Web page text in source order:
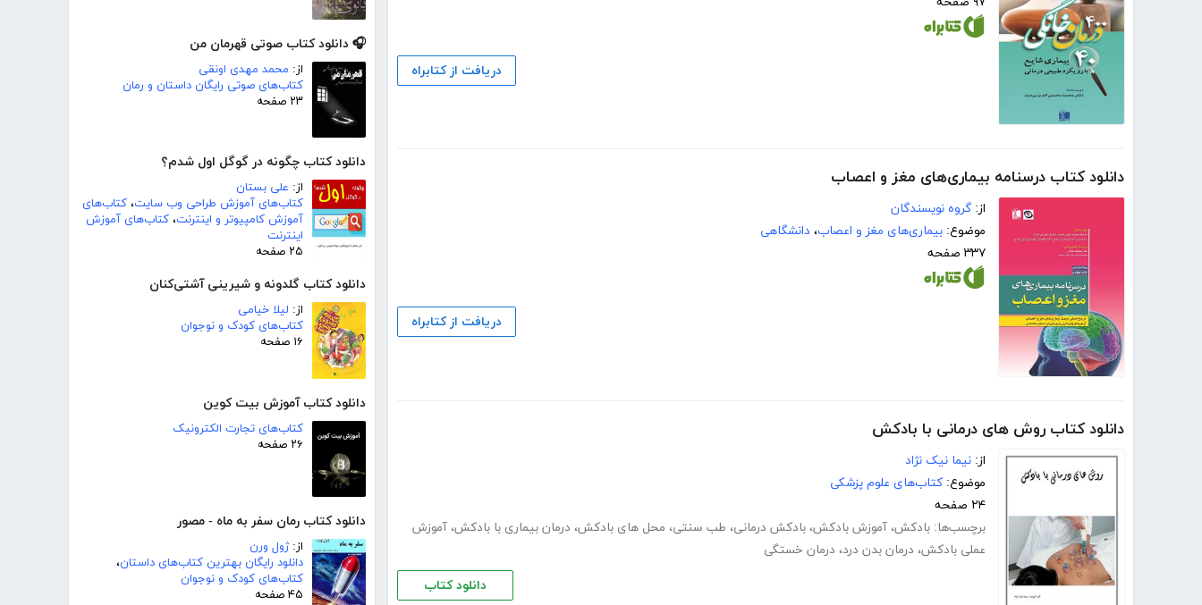
🎧 دانلود کتاب صوتی قهرمان من
از: محمد مهدی اونقی
کتاب‌های صوتی رایگان داستان و رمان
۲۳ صفحه
دانلود کتاب چگونه در گوگل اول شدم؟
از: علی بستان
کتاب‌های آموزش طراحی وب سایت، کتاب‌های
آموزش کامپیوتر و اینترنت، کتاب‌های آموزش
اینترنت
۲۵ صفحه
دانلود کتاب گلدونه و شیرینی آشتی‌کنان
از: لیلا خیامی
کتاب‌های کودک و نوجوان
۱۶ صفحه
دانلود کتاب آموزش بیت کوین
کتاب‌های تجارت الکترونیک
۲۶ صفحه
دانلود کتاب رمان سفر به ماه - مصور
از:ژول ورن
دانلود رایگان بهترین کتاب‌های داستان،
کتاب‌های کودک و نوجوان
۴۵ صفحه
دریافت از کتابراه
دانلود کتاب درسنامه بیماری‌های مغز و اعصاب
از: گروه نویسندگان
موضوع: بیماری‌های مغز و اعصاب، دانشگاهی
۳۳۷ صفحه
دریافت از کتابراه
دانلود کتاب روش های درمانی با بادکش
از: نیما نیک نژاد
موضوع: کتاب‌های علوم پزشکی
۲۴ صفحه
برچسب‌ها: بادکش، آموزش بادکش، بادکش درمانی، طب سنتی، محل های بادکش، درمان بیماری با بادکش، آموزش
عملی بادکش، درمان بدن درد، درمان خستگی
دانلود کتاب